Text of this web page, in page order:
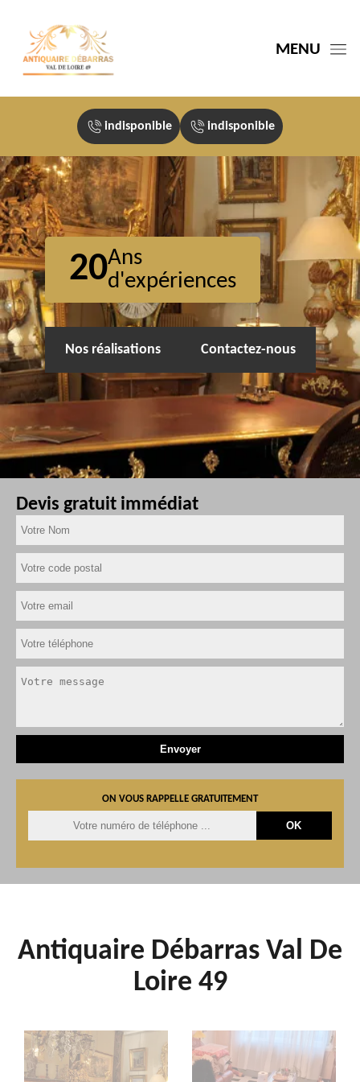
MENU
indisponible indisponible
20Ans
d'expériences
Nos réalisations Contactez-nous
Devis gratuit immédiat
ON VOUS RAPPELLE GRATUITEMENT
Antiquaire Débarras Val De
Loire 49